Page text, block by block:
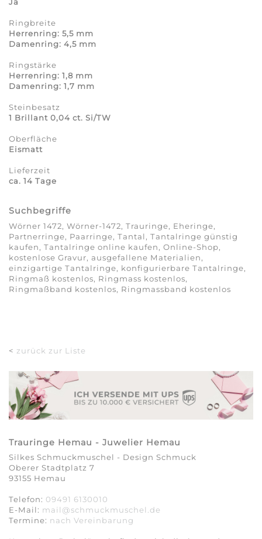
Ja
Ringbreite
Herrenring: 5,5 mm
Damenring: 4,5 mm
Ringstärke
Herrenring: 1,8 mm
Damenring: 1,7 mm
Steinbesatz
1 Brillant 0,04 ct. Si/TW
Oberfläche
Eismatt
Lieferzeit
ca. 14 Tage
Suchbegriffe
Wörner 1472, Wörner-1472, Trauringe, Eheringe,
Partnerringe, Paarringe, Tantal, Tantalringe günstig
kaufen, Tantalringe online kaufen, Online-Shop,
kostenlose Gravur, ausgefallene Materialien,
einzigartige Tantalringe, konfigurierbare Tantalringe,
Ringmaß kostenlos, Ringmass kostenlos,
Ringmaßband kostenlos, Ringmassband kostenlos
< zurück zur Liste
Trauringe Hemau - Juwelier Hemau
Silkes Schmuckmuschel - Design Schmuck
Oberer Stadtplatz 7
93155 Hemau
Telefon: 09491 6130010
E-Mail: mail@schmuckmuschel.de
Termine: nach Vereinbarung​​​​​​​